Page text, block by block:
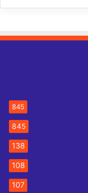
845
845
138
108
107